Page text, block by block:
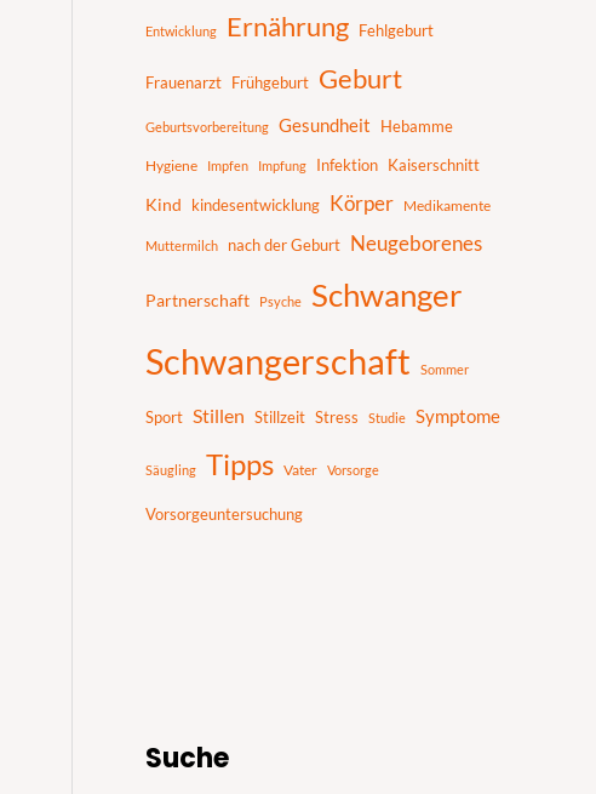
Entwicklung Ernährung Fehlgeburt
Frauenarzt Frühgeburt Geburt
Geburtsvorbereitung Gesundheit Hebamme
Hygiene Impfen Impfung Infektion Kaiserschnitt
Kind kindesentwicklung Körper Medikamente
Muttermilch nach der Geburt Neugeborenes
Partnerschaft Psyche Schwanger
Schwangerschaft Sommer
Sport Stillen Stillzeit Stress Studie Symptome
Säugling Tipps Vater Vorsorge
Vorsorgeuntersuchung
Suche